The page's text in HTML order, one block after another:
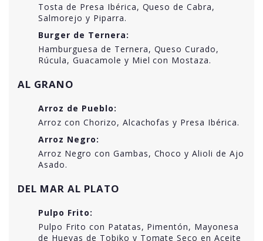
Tosta de Presa Ibérica, Queso de Cabra,
Salmorejo y Piparra.
Burger de Ternera:
Hamburguesa de Ternera, Queso Curado,
Rúcula, Guacamole y Miel con Mostaza.
AL GRANO
Arroz de Pueblo:
Arroz con Chorizo, Alcachofas y Presa Ibérica.
Arroz Negro:
Arroz Negro con Gambas, Choco y Alioli de Ajo
Asado.
DEL MAR AL PLATO
Pulpo Frito:
Pulpo Frito con Patatas, Pimentón, Mayonesa
de Huevas de Tobiko y Tomate Seco en Aceite